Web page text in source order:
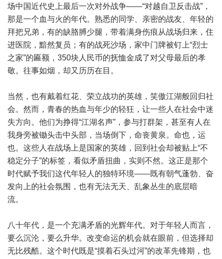
场中国近代史上最后一次对外战争——“对越自卫反击战”，
那是一个血与火的年代。熟悉的同学、亲密的战友、年轻的
拜把兄弟，有的缺胳膊少腿，带着满身伤痕从战场归来，住
进医院，黯然复员；有的战死沙场，家中门牌被钉上“烈士
之家”的匾额，350块人民币的抚恤金成了对父母最后的孝
敬。往事如烟，却又历历在目。
当然，也有戴着红花、荣立战功的英雄，笑傲江湖般回归社
会。然而，青春的热血与年少的轻狂，让一些人在社会中迷
失方向。他们为挣得“江湖名声”，参与打群架，甚至有人在
我身旁被锄头击中头部，当场倒下，命丧黄泉。命也，运
也。这些人在战场上是国家的英雄，回到社会却被贴上“不
稳定分子”的标签，看似矛盾扭曲，实则不然。这正是那个
时代赋予我们这代年轻人的独特环境——既有朝气蓬勃、奋
发向上的社会氛围，也有无法无天、乱象丛生的底层暗
流。
八十年代，是一个充满矛盾的光辉年代。对于年轻人而言，
要么沉沦，要么升华。改变命运的机会就在眼前，但选择却
无比残酷。这个时代既是“摸着石头过河”的改革先锋期，也